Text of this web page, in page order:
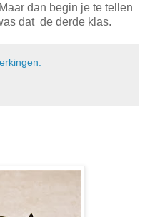
dan begin je te tellen
dat de derde klas.